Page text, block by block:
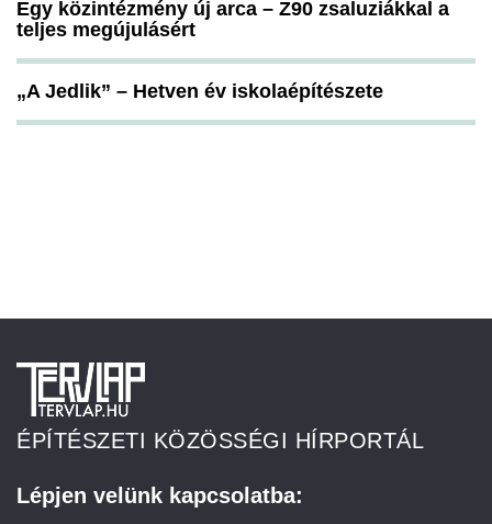
Egy közintézmény új arca – Z90 zsaluziákkal a
teljes megújulásért
„A Jedlik” – Hetven év iskolaépítészete
ÉPÍTÉSZETI KÖZÖSSÉGI HÍRPORTÁL
Lépjen velünk kapcsolatba: